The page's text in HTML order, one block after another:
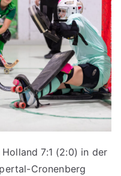
7:1 (2:0) in der
Cronenberg